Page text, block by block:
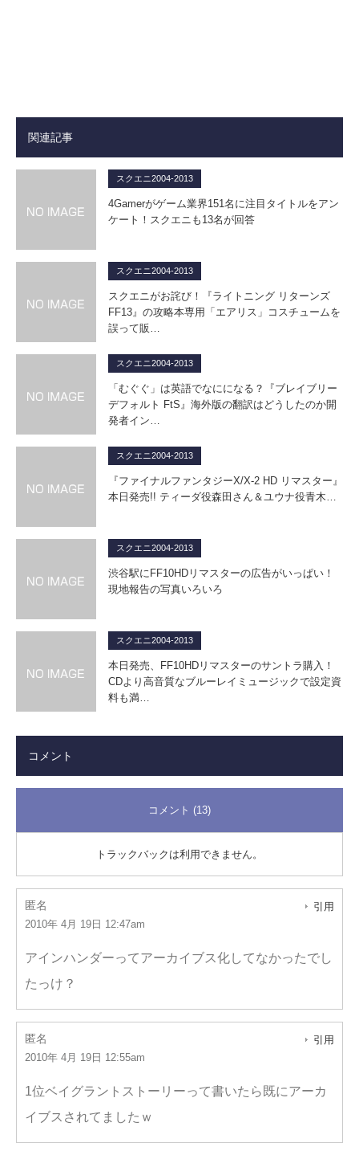
関連記事
スクエニ2004-2013
4Gamerがゲーム業界151名に注目タイトルをアン
ケート！スクエニも13名が回答
スクエニ2004-2013
スクエニがお詫び！『ライトニング リターンズ
FF13』の攻略本専用「エアリス」コスチュームを
誤って販…
スクエニ2004-2013
「むぐぐ」は英語でなにになる？『ブレイブリー
デフォルト FtS』海外版の翻訳はどうしたのか開
発者イン…
スクエニ2004-2013
『ファイナルファンタジーX/X-2 HD リマスター』
本日発売!! ティーダ役森田さん＆ユウナ役青木…
スクエニ2004-2013
渋谷駅にFF10HDリマスターの広告がいっぱい！
現地報告の写真いろいろ
スクエニ2004-2013
本日発売、FF10HDリマスターのサントラ購入！
CDより高音質なブルーレイミュージックで設定資
料も満…
コメント
コメント (13)
トラックバックは利用できません。
匿名
2010年 4月 19日 12:47am
引用
アインハンダーってアーカイブス化してなかったでし
たっけ？
匿名
2010年 4月 19日 12:55am
引用
1位ベイグラントストーリーって書いたら既にアーカ
イブスされてましたｗ